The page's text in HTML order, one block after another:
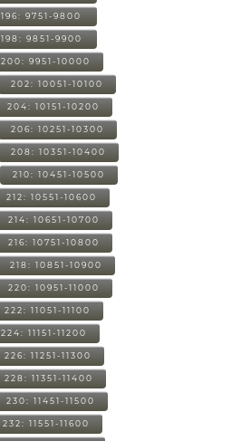
196: 9751-9800
198: 9851-9900
200: 9951-10000
202: 10051-10100
204: 10151-10200
206: 10251-10300
208: 10351-10400
210: 10451-10500
212: 10551-10600
214: 10651-10700
216: 10751-10800
218: 10851-10900
220: 10951-11000
222: 11051-11100
224: 11151-11200
226: 11251-11300
228: 11351-11400
230: 11451-11500
232: 11551-11600